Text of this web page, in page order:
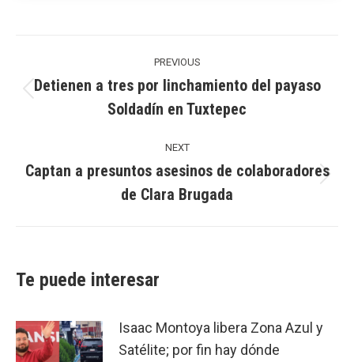
PREVIOUS
post:
Detienen a tres por linchamiento del payaso
Soldadín en Tuxtepec
NEXT
post:
Captan a presuntos asesinos de colaboradores
de Clara Brugada
Te puede interesar
Isaac Montoya libera Zona Azul y
Satélite; por fin hay dónde